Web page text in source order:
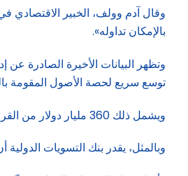
وقال آدم وولف، الخبير الاقتصادي
بالإمكان تداوله».
توسع سريع لحصة الأصول المقومة بالرنمينبي لتصل
ويشمل ذلك 360 مليار دولار من القروض والودائع المقومة بالرنمينبي، بارتفاع ضخم مقارنة مع 110 مليارات دولار في عام 2020.
وبالمثل، يقدر بنك التسويات الدولية أن إقراض